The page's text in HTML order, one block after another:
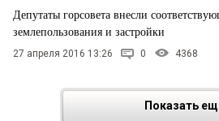
Депутаты горсовета внесли
землепользования и застройки
27 апреля 2016 13:26 0 4368
Показать